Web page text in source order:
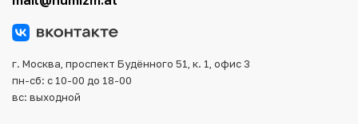
г. Москва, проспект Будённого 51, к. 1, офис 3
пн-сб: с 10-00 до 18-00
вс: выходной